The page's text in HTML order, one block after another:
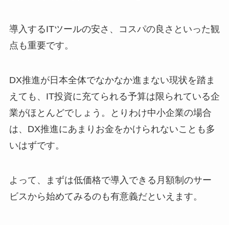
導入するITツールの安さ、コスパの良さといった観
点も重要です。
DX推進が日本全体でなかなか進まない現状を踏ま
えても、IT投資に充てられる予算は限られている企
業がほとんどでしょう。とりわけ中小企業の場合
は、DX推進にあまりお金をかけられないことも多
いはずです。
よって、まずは低価格で導入できる月額制のサー
ビスから始めてみるのも有意義だといえます。